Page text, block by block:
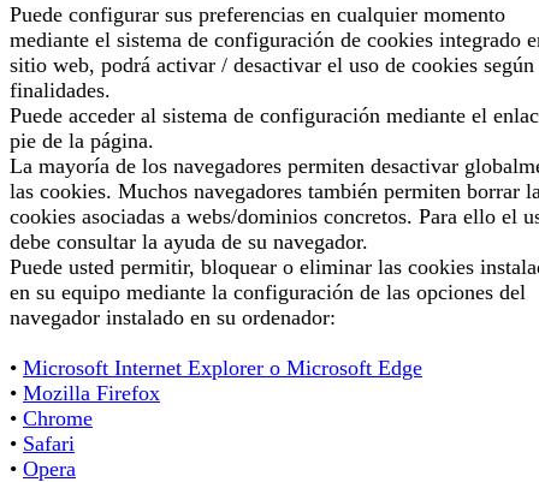
Puede configurar sus preferencias en cualquier momento
mediante el sistema de configuración de cookies integrado
sitio web, podrá activar / desactivar el uso de cookies según
finalidades.
Puede acceder al sistema de configuración mediante el
pie de la página.
La mayoría de los navegadores permiten desactivar
las cookies. Muchos navegadores también permiten borrar
cookies asociadas a webs/dominios concretos. Para ello el
debe consultar la ayuda de su navegador.
Puede usted permitir, bloquear o eliminar las cookies
en su equipo mediante la configuración de las opciones del
navegador instalado en su ordenador:
• Microsoft Internet Explorer o Microsoft Edge
• Mozilla Firefox
• Chrome
• Safari
• Opera